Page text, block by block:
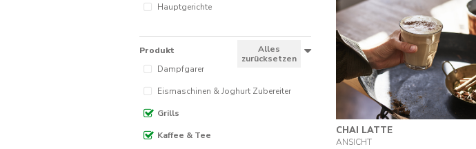
CHAI LATTE
ANSICHT
Hauptgerichte
Produkt
Alles
zurücksetzen
Dampfgarer
Eismaschinen & Joghurt Zubereiter
Grills
Kaffee & Tee